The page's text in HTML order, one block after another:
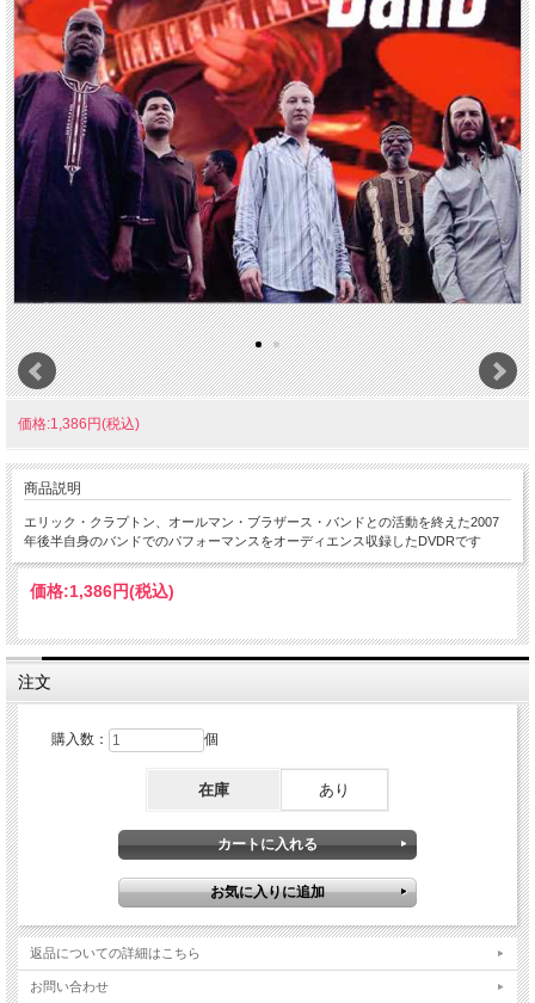
価格:1,386円(税込)
商品説明
エリック・クラプトン、オールマン・ブラザース・バンドとの活動を終えた2007
年後半自身のバンドでのパフォーマンスをオーディエンス収録したDVDRです
価格:1,386円(税込)
注文
購入数： 個
在庫 あり
返品についての詳細はこちら
お問い合わせ